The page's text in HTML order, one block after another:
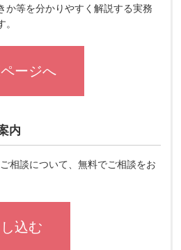
か等を分かりやすく解説する実務
ージへ
内
相談について、無料でご相談をお
込む